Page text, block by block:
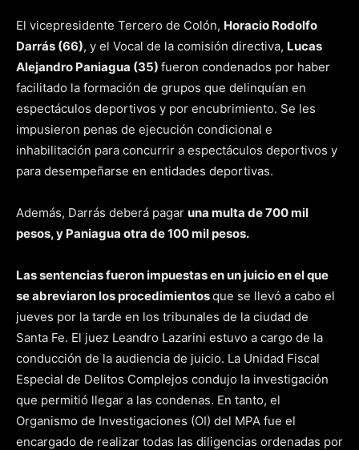
El vicepresidente Tercero de Colón, Horacio Rodolfo
Darrás (66), y el Vocal de la comisión directiva, Lucas
Alejandro Paniagua (35) fueron condenados por haber
facilitado la formación de grupos que delinquían en
espectáculos deportivos y por encubrimiento. Se les
impusieron penas de ejecución condicional e
inhabilitación para concurrir a espectáculos deportivos y
para desempeñarse en entidades deportivas.
Además, Darrás deberá pagar una multa de 700 mil
pesos, y Paniagua otra de 100 mil pesos.
Las sentencias fueron impuestas en un juicio en el que
se abreviaron los procedimientosque se llevó a cabo el
jueves por la tarde en los tribunales de la ciudad de
Santa Fe. El juez Leandro Lazarini estuvo a cargo de la
conducción de la audiencia de juicio. La Unidad Fiscal
Especial de Delitos Complejos condujo la investigación
que permitió llegar a las condenas. En tanto, el
Organismo de Investigaciones (OI) del MPA fue el
encargado de realizar todas las diligencias ordenadas por